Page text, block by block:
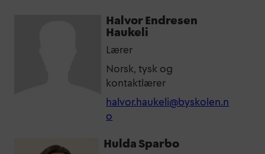
Halvor Endresen
Haukeli
Lærer
Norsk, tysk og
kontaktlærer
halvor.haukeli@byskolen.n
o
Hulda Sparbo